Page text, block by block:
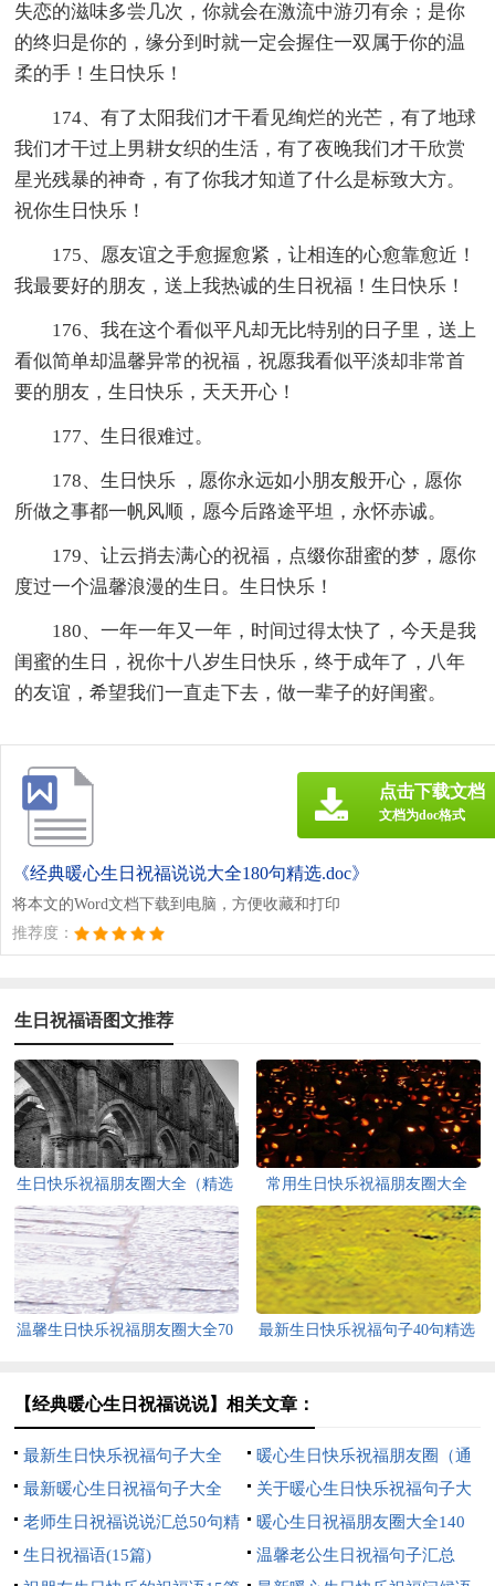
失恋的滋味多尝几次，你就会在激流中游刃有余；是你
的终归是你的，缘分到时就一定会握住一双属于你的温
柔的手！生日快乐！
174、有了太阳我们才干看见绚烂的光芒，有了地球
我们才干过上男耕女织的生活，有了夜晚我们才干欣赏
星光残暴的神奇，有了你我才知道了什么是标致大方。
祝你生日快乐！
175、愿友谊之手愈握愈紧，让相连的心愈靠愈近！
我最要好的朋友，送上我热诚的生日祝福！生日快乐！
176、我在这个看似平凡却无比特别的日子里，送上
看似简单却温馨异常的祝福，祝愿我看似平淡却非常首
要的朋友，生日快乐，天天开心！
177、生日很难过。
178、生日快乐 ，愿你永远如小朋友般开心，愿你
所做之事都一帆风顺，愿今后路途平坦，永怀赤诚。
179、让云捎去满心的祝福，点缀你甜蜜的梦，愿你
度过一个温馨浪漫的生日。生日快乐！
180、一年一年又一年，时间过得太快了，今天是我
闺蜜的生日，祝你十八岁生日快乐，终于成年了，八年
的友谊，希望我们一直走下去，做一辈子的好闺蜜。
《经典暖心生日祝福说说大全180句精选.doc》
将本文的Word文档下载到电脑，方便收藏和打印
推荐度：
点击下载文档
文档为doc格式
生日祝福语图文推荐
生日快乐祝福朋友圈大全（精选
110句）
常用生日快乐祝福朋友圈大全
110句精选
温馨生日快乐祝福朋友圈大全70
最新生日快乐祝福句子40句精选
【经典暖心生日祝福说说】相关文章：
最新生日快乐祝福句子大全
110句
暖心生日快乐祝福朋友圈（通
用140句）
最新暖心生日祝福句子大全
（通用90句）
关于暖心生日快乐祝福句子大
全60句精选
老师生日祝福说说汇总50句精
选
暖心生日祝福朋友圈大全140
句
生日祝福语(15篇)
温馨老公生日祝福句子汇总